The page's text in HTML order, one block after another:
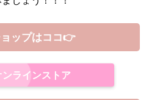
ップはココ👉
ラインストア